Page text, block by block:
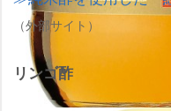
（外部サイト）
リンゴ酢